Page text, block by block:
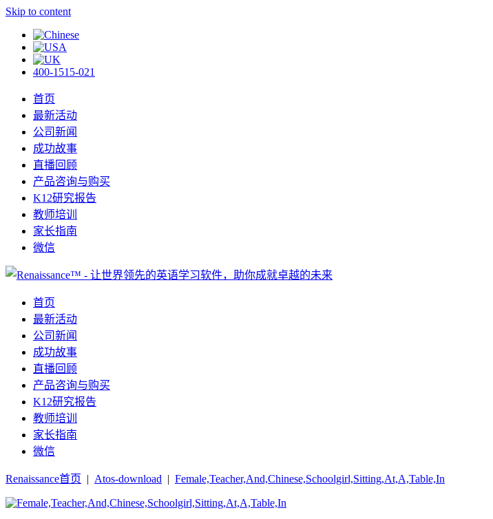
Skip to content
400-1515-021
首页
最新活动
公司新闻
成功故事
直播回顾
产品咨询与购买
K12研究报告
教师培训
家长指南
微信
首页
最新活动
公司新闻
成功故事
直播回顾
产品咨询与购买
K12研究报告
教师培训
家长指南
微信
Renaissance首页 | Atos-download | Female,Teacher,And,Chinese,Schoolgirl,Sitting,At,A,Table,In